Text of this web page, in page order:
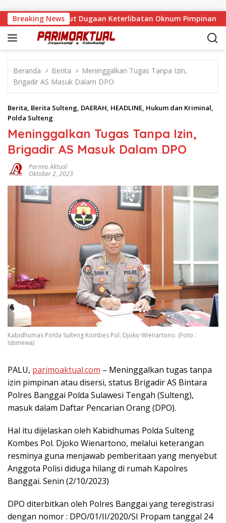
Breaking News
Polisi Usut Dugaan Keterlibatan Oknum Pimpinan Parpol
Beranda Berita
Meninggalkan Tugas Tanpa Izin,
Brigadir AS Masuk Dalam DPO
Berita, Berita Sulteng, DAERAH, HEADLINE, Hukum dan Kriminal,
Polda Sulteng
Meninggalkan Tugas Tanpa Izin,
Brigadir AS Masuk Dalam DPO
Parimo Aktual
Oktober 2, 2023
Kabidhumas Polda Sulteng Kombes Pol. Djoko Wienartono. (Foto :
Istimewa)
PALU, parimoaktual.com – Meninggalkan tugas tanpa
izin pimpinan atau disersi, status Brigadir AS Bintara
Polres Banggai Polda Sulawesi Tengah (Sulteng),
masuk dalam Daftar Pencarian Orang (DPO).
Hal itu dijelaskan oleh Kabidhumas Polda Sulteng
Kombes Pol. Djoko Wienartono, melalui keterangan
resminya guna menjawab pemberitaan yang menyebut
Anggota Polisi diduga hilang di rumah Kapolres
Banggai. Senin (2/10/2023)
DPO diterbitkan oleh Polres Banggai yang teregistrasi
dengan nomor : DPO/01/II/2020/SI Propam tanggal 24